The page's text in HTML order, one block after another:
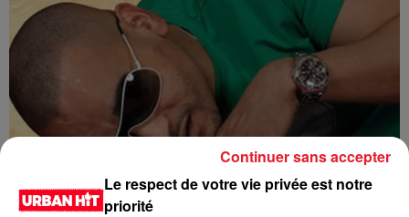
Le respect de votre vie privée est notre
priorité
Continuer sans accepter